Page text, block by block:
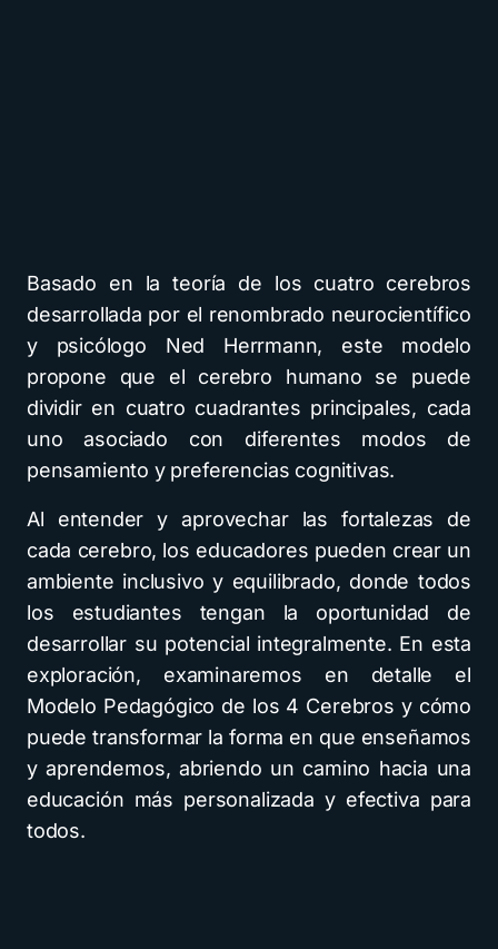
Basado en la teoría de los cuatro cerebros
desarrollada por el renombrado neurocientífico
y psicólogo Ned Herrmann, este modelo
propone que el cerebro humano se puede
dividir en cuatro cuadrantes principales, cada
uno asociado con diferentes modos de
pensamiento y preferencias cognitivas.
Al entender y aprovechar las fortalezas de
cada cerebro, los educadores pueden crear un
ambiente inclusivo y equilibrado, donde todos
los estudiantes tengan la oportunidad de
desarrollar su potencial integralmente. En esta
exploración, examinaremos en detalle el
Modelo Pedagógico de los 4 Cerebros y cómo
puede transformar la forma en que enseñamos
y aprendemos, abriendo un camino hacia una
educación más personalizada y efectiva para
todos.